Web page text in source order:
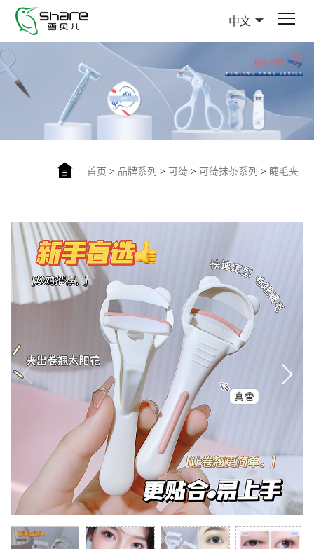
中文
首页 > 品牌系列 > 可绮> 可绮抹茶系列 > 睫毛夹